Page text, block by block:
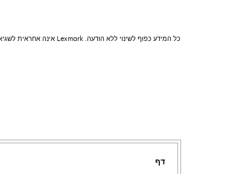
כל המידע כפוף לשינוי ללא הודעה. Lexmark אינה אחראית לשגיאות או להשמטות.
דף